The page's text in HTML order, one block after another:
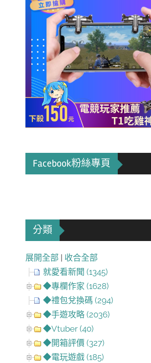
Facebook粉絲專頁
分類
展開全部 | 收合全部
就愛看新聞 (1345)
◆專欄作家 (1628)
◆禮包兌換碼 (294)
◆手遊攻略 (2036)
◆Vtuber (40)
◆開箱評價 (327)
◆電玩遊戲 (185)